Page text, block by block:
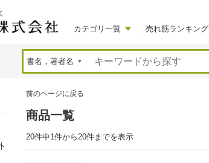
カテゴリ一覧 売れ筋ランキング
前のページに戻る
商品一覧
20件中1件から20件までを表示